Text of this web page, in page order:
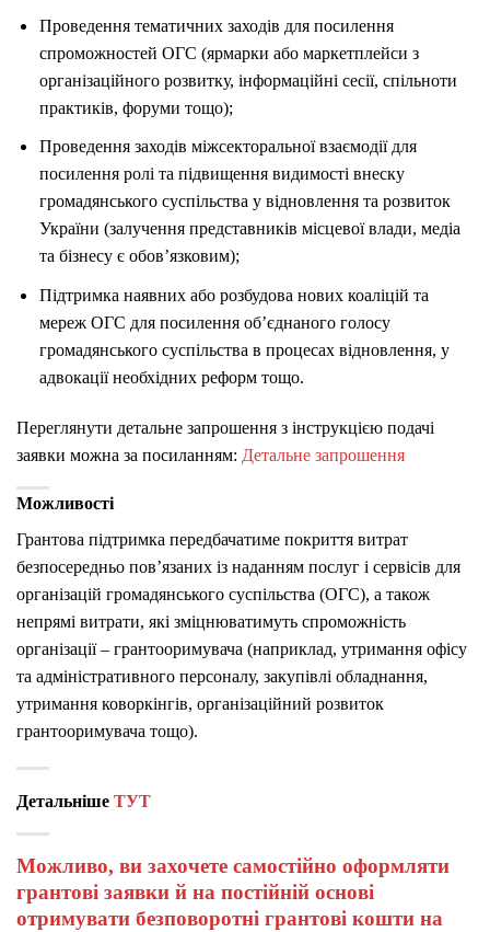
Проведення тематичних заходів для посилення
спроможностей ОГС (ярмарки або маркетплейси з
організаційного розвитку, інформаційні сесії, спільноти
практиків, форуми тощо);
Проведення заходів міжсекторальної взаємодії для
посилення ролі та підвищення видимості внеску
громадянського суспільства у відновлення та розвиток
України (залучення представників місцевої влади, медіа
та бізнесу є обов’язковим);
Підтримка наявних або розбудова нових коаліцій та
мереж ОГС для посилення об’єднаного голосу
громадянського суспільства в процесах відновлення, у
адвокації необхідних реформ тощо.
Переглянути детальне запрошення з інструкцією подачі
заявки можна за посиланням: Детальне запрошення
Можливості
Грантова підтримка передбачатиме покриття витрат
безпосередньо пов’язаних із наданням послуг і сервісів для
організацій громадянського суспільства (ОГС), а також
непрямі витрати, які зміцнюватимуть спроможність
організації – грантооримувача (наприклад, утримання офісу
та адміністративного персоналу, закупівлі обладнання,
утримання коворкінгів, організаційний розвиток
грантооримувача тощо).
Детальніше ТУТ
Можливо, ви захочете самостійно оформляти
грантові заявки й на постійній основі
отримувати безповоротні грантові кошти на